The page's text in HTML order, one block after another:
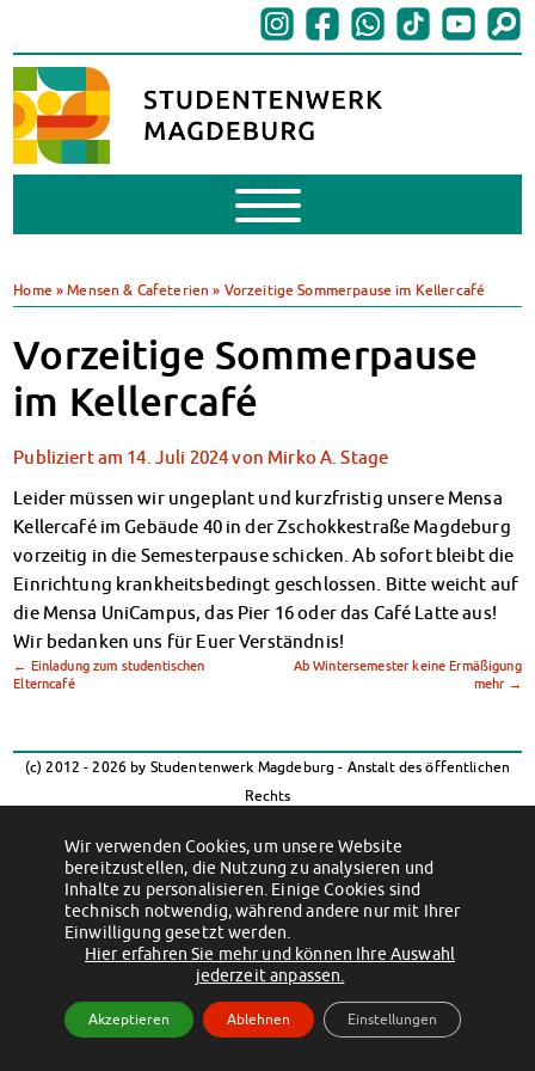
Mobile
Menu
BAföG beantragen
BAföG-FAQs
Dokumente
BAföG-Sprechstunden
Kredite & Stipendien
Mensen & Cafeterien
Heute in unseren Mensen
JoGo – Studibar + Eventspace
Klimabewusst essen
Mensa-FAQs
CampusCatering
MensaFeedback
AnsprechpartnerInnen
Wohnheime in Magdeburg
Wohnheime in Wernigerode
MIT einander – FÜR einander
Wohnheimtutoren
Schadensmeldung
Wohnen-FAQ
Dokumente
AnsprechpartnerInnen
Soziales & Beratung
Home »Mensen & Cafeterien » Vorzeitige Sommerpause im Kellercafé
Vorzeitige Sommerpause
im Kellercafé
Publiziert am 14. Juli 2024von Mirko A. Stage
Leider müssen wir ungeplant und kurzfristig unsere Mensa
Kellercafé im Gebäude 40 in der Zschokkestraße Magdeburg
vorzeitig in die Semesterpause schicken. Ab sofort bleibt die
Einrichtung krankheitsbedingt geschlossen. Bitte weicht auf
die Mensa UniCampus, das Pier 16 oder das Café Latte aus!
Wir bedanken uns für Euer Verständnis!
← Einladung zum studentischen
Elterncafé
Ab Wintersemester keine Ermäßigung
mehr →
(c) 2012 - 2026 by Studentenwerk Magdeburg - Anstalt des öffentlichen
Rechts
Impressum
Datenschutzerklärung Erklärung zur Barrierefreiheit
Wir verwenden Cookies, um unsere Website
bereitzustellen, die Nutzung zu analysieren und
Inhalte zu personalisieren. Einige Cookies sind
technisch notwendig, während andere nur mit Ihrer
Einwilligung gesetzt werden.
Hier erfahren Sie mehr und können Ihre Auswahl
jederzeit anpassen.
Akzeptieren Ablehnen Einstellungen